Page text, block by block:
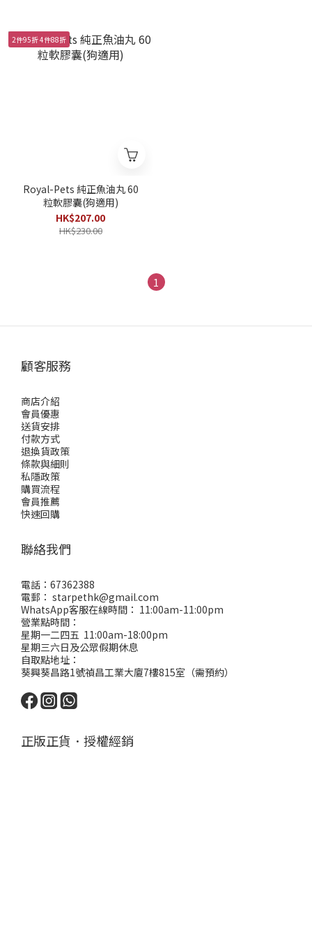
2件95折 4件88折
Royal-Pets 純正魚油丸 60
粒軟膠囊(狗適用)
HK$207.00
HK$230.00
1
顧客服務
商店介紹
會員優惠
送貨安排
付款方式
退換貨政策
條款與細則
私隱政策
購買流程
會員推薦
快速回購
聯絡我們
電話：67362388
電郵： starpethk@gmail.com
WhatsApp客服在線時間： 11:00am-11:00pm
營業點時間：
星期一二四五 11:00am-18:00pm
星期三六日及公眾假期休息
自取點地址：
葵興葵昌路1號禎昌工業大廈7樓815室（需預約）
正版正貨．授權經銷